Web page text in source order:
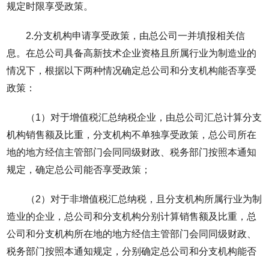
规定时限享受政策。
2.分支机构申请享受政策，由总公司一并填报相关信
息。在总公司具备高新技术企业资格且所属行业为制造业的
情况下，根据以下两种情况确定总公司和分支机构能否享受
政策：
（1）对于增值税汇总纳税企业，由总公司汇总计算分支
机构销售额及比重，分支机构不单独享受政策，总公司所在
地的地方经信主管部门会同同级财政、税务部门按照本通知
规定，确定总公司能否享受政策；
（2）对于非增值税汇总纳税，且分支机构所属行业为制
造业的企业，总公司和分支机构分别计算销售额及比重，总
公司和分支机构所在地的地方经信主管部门会同同级财政、
税务部门按照本通知规定，分别确定总公司和分支机构能否